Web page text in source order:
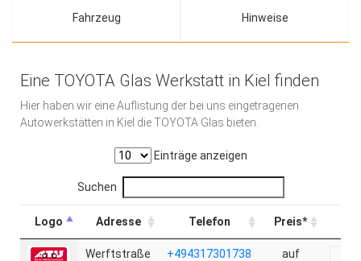
Fahrzeug Hinweise
Eine TOYOTA Glas Werkstatt in Kiel finden
Hier haben wir eine Auflistung der bei uns eingetragenen
Autowerkstätten in Kiel die TOYOTA Glas bieten.
Einträge anzeigen
Suchen
Logo Adresse Telefon Preis*
Werftstraße
+494317301738
auf